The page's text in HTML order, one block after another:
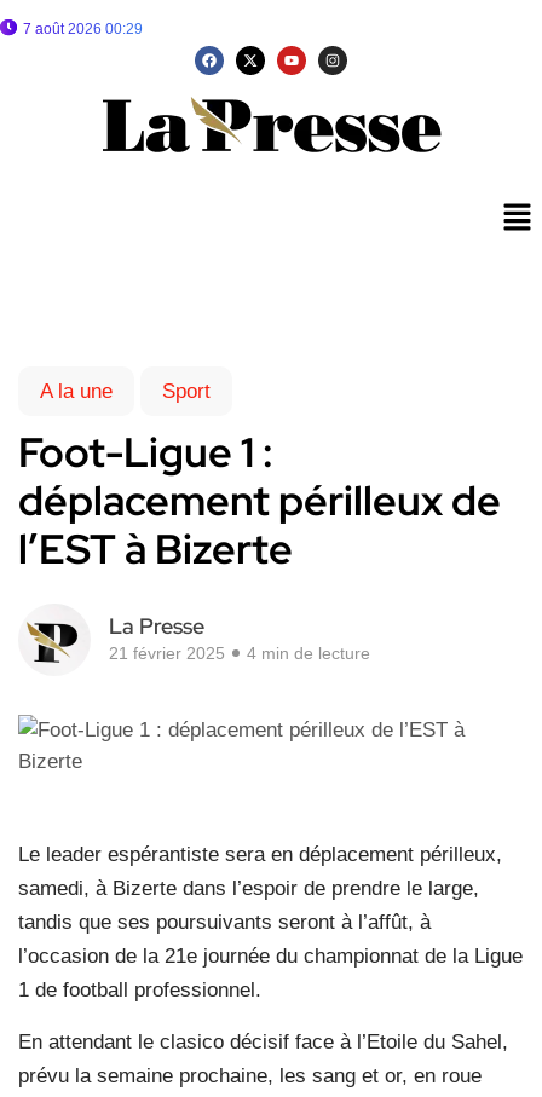
7 août 2026 00:29
A la une Sport
Foot-Ligue 1 :
déplacement périlleux de
l’EST à Bizerte
La Presse
21 février 2025 4 min de lecture
Le leader espérantiste sera en déplacement périlleux,
samedi, à Bizerte dans l’espoir de prendre le large,
tandis que ses poursuivants seront à l’affût, à
l’occasion de la 21e journée du championnat de la Ligue
1 de football professionnel.
En attendant le clasico décisif face à l’Etoile du Sahel,
prévu la semaine prochaine, les sang et or, en roue